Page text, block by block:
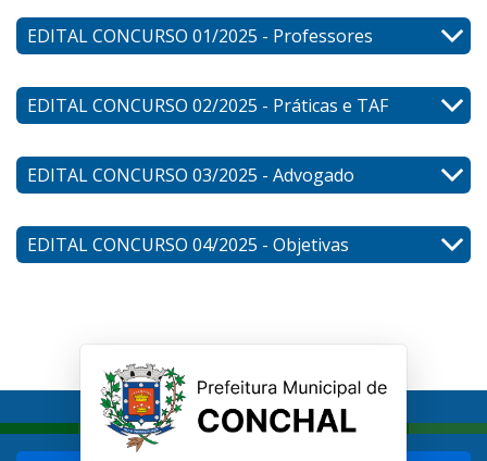
EDITAL CONCURSO 01/2025 - Professores
EDITAL CONCURSO 02/2025 - Práticas e TAF
EDITAL CONCURSO 03/2025 - Advogado
EDITAL CONCURSO 04/2025 - Objetivas